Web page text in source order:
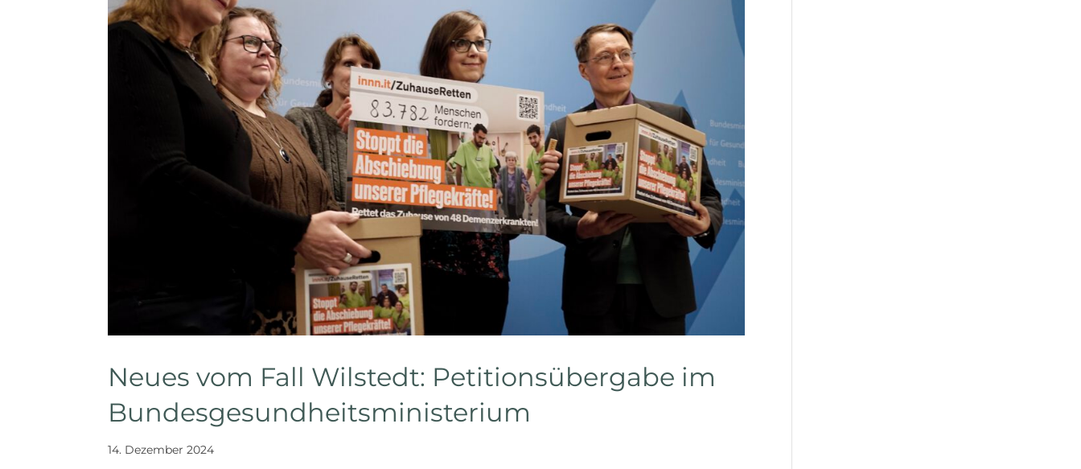
Neues vom Fall Wilstedt: Petitionsübergabe im
Bundesgesundheitsministerium
14. Dezember 2024